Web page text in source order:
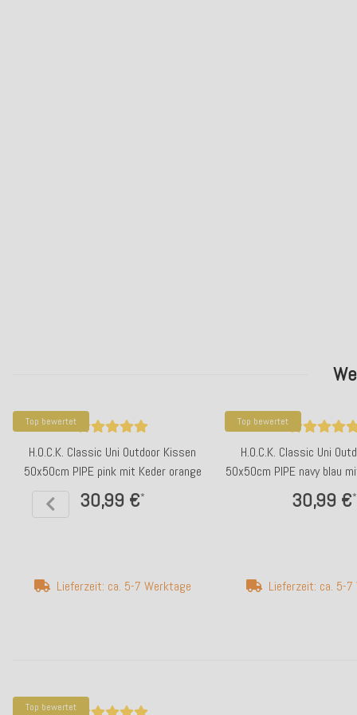
Top bewertet
H.O.C.K. Classic Uni Outdoor Kissen
50x50cm PIPE pink mit Keder orange
30,99 €*
Lieferzeit: ca. 5-7 Werktage
Top bewertet
H.O.C.K. Classic Uni
50x50cm PIPE navy blau
30,99 €*
Lieferzeit: ca. 5-7
Top bewertet